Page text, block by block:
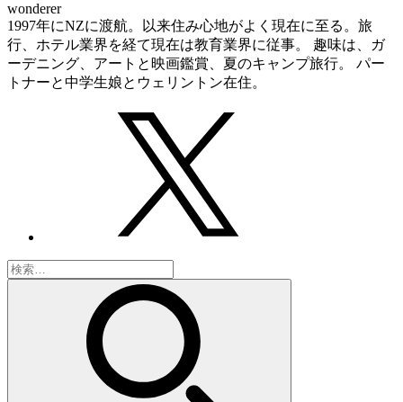
wonderer
1997年にNZに渡航。以来住み心地がよく現在に至る。旅
行、ホテル業界を経て現在は教育業界に従事。 趣味は、ガ
ーデニング、アートと映画鑑賞、夏のキャンプ旅行。 パー
トナーと中学生娘とウェリントン在住。
検
索: